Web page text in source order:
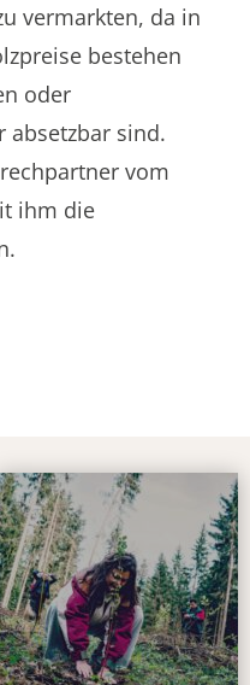
vermarkten, da in
bestehen
oder
absetzbar sind.
vom
ihm die